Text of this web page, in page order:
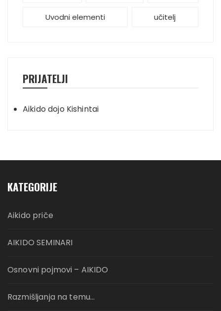
Uvodni elementi učitelj
PRIJATELJI
Aikido dojo Kishintai
KATEGORIJE
Aikido priče
AIKIDO SEMINARI
Osnovni pojmovi – AIKIDO
Razmišljanja na temu…